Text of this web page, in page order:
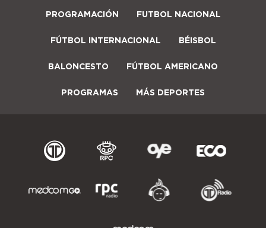
PROGRAMACIÓN FUTBOL NACIONAL
FÚTBOL INTERNACIONAL BÉISBOL
BALONCESTO FÚTBOL AMERICANO
PROGRAMAS MÁS DEPORTES